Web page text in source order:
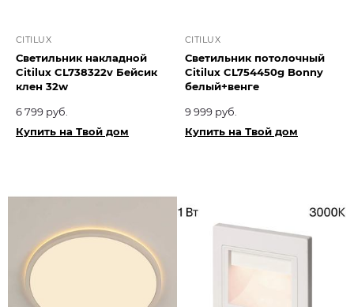
CITILUX
Светильник накладной
Citilux CL738322v Бейсик
клен 32w
6 799 руб.
Купить на Твой дом
CITILUX
Светильник потолочный
Citilux CL754450g Bonny
белый+венге
9 999 руб.
Купить на Твой дом